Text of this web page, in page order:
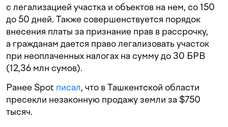
с легализацией участка и объектов на нем, со 150
до 50 дней. Также совершенствуется порядок
внесения платы за признание прав в рассрочку,
а гражданам дается право легализовать участок
при неоплаченных налогах на сумму до 30 БРВ
(12,36 млн сумов).
Ранее Spot писал, что в Ташкентской области
пресекли незаконную продажу земли за $750
тысяч.